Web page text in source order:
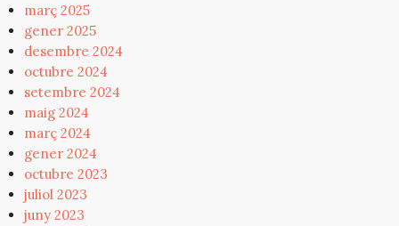
març 2025
gener 2025
desembre 2024
octubre 2024
setembre 2024
maig 2024
març 2024
gener 2024
octubre 2023
juliol 2023
juny 2023